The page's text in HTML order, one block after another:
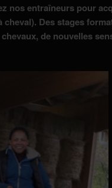
nos entraîneurs pour
Des stages
de nouvelles